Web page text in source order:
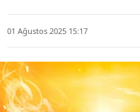
01 Ağustos 2025 15:17